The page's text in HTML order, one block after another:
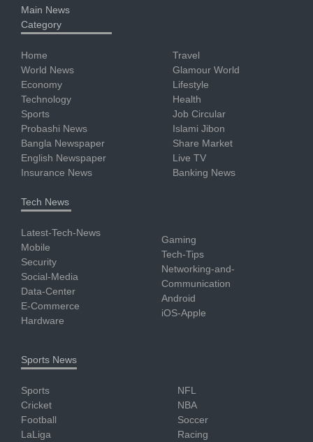
Main News
Category
Home
World News
Economy
Technology
Sports
Probashi News
Bangla Newspaper
English Newspaper
Insurance News
Travel
Glamour World
Lifestyle
Health
Job Circular
Islami Jibon
Share Market
Live TV
Banking News
Tech News
Latest-Tech-News
Mobile
Security
Social-Media
Data-Center
E-Commerce
Hardware
Gaming
Tech-Tips
Networking-and-
Communication
Android
iOS-Apple
Sports News
Sports
Cricket
Football
LaLiga
NFL
NBA
Soccer
Racing